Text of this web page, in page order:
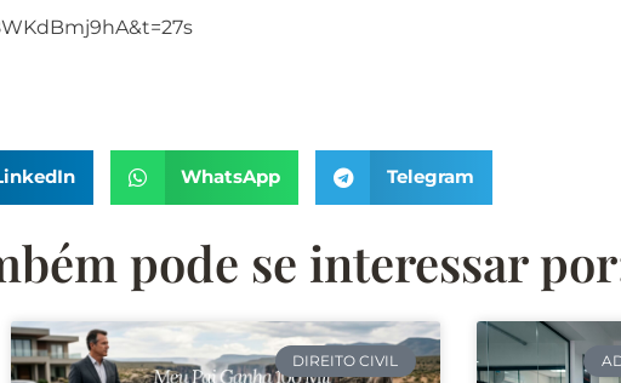
WhatsApp Telegram
pode se interessar
DIREITO CIVIL